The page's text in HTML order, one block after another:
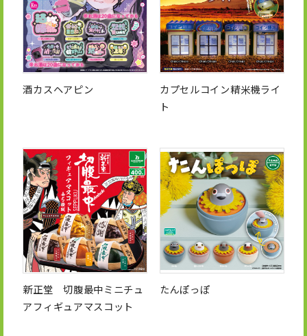
酒カスヘアピン
カプセルコイン精米機ライ
ト
新正堂 切腹最中ミニチュ
アフィギュアマスコット
たんぽっぽ